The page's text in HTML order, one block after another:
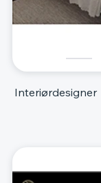
Interiørdesigner